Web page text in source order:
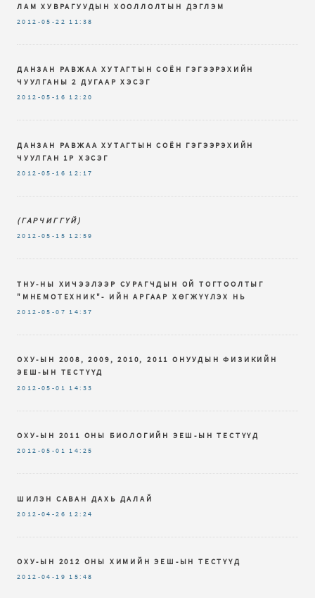
ЛАМ ХУВРАГУУДЫН ХООЛЛОЛТЫН ДЭГЛЭМ
2012-05-22 11:38
ДАНЗАН РАВЖАА ХУТАГТЫН СОЁН ГЭГЭЭРЭХИЙН
ЧУУЛГАНЫ 2 ДУГААР ХЭСЭГ
2012-05-16 12:20
ДАНЗАН РАВЖАА ХУТАГТЫН СОЁН ГЭГЭЭРЭХИЙН
ЧУУЛГАН 1Р ХЭСЭГ
2012-05-16 12:17
(ГАРЧИГГҮЙ)
2012-05-15 12:59
ТНУ-НЫ ХИЧЭЭЛЭЭР СУРАГЧДЫН ОЙ ТОГТООЛТЫГ
"МНЕМОТЕХНИК"- ИЙН АРГААР ХӨГЖҮҮЛЭХ НЬ
2012-05-07 14:37
ОХУ-ЫН 2008, 2009, 2010, 2011 ОНУУДЫН ФИЗИКИЙН
ЭЕШ-ЫН ТЕСТҮҮД
2012-05-01 14:33
ОХУ-ЫН 2011 ОНЫ БИОЛОГИЙН ЭЕШ-ЫН ТЕСТҮҮД
2012-05-01 14:25
ШИЛЭН САВАН ДАХЬ ДАЛАЙ
2012-04-26 12:24
ОХУ-ЫН 2012 ОНЫ ХИМИЙН ЭЕШ-ЫН ТЕСТҮҮД
2012-04-19 15:48